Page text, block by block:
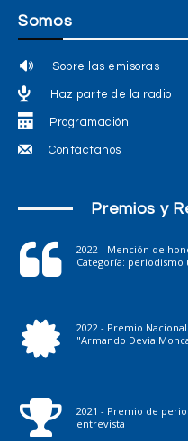
Somos
Sobre las emisoras
Haz parte de la radio
Programación
Contáctanos
Premios y
2022 - Mención de
Categoría: periodismo
2022 - Premio
"Armando Devia
2021 - Premio de
entrevista